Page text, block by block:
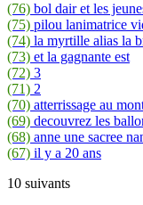
(76) bol dair et les
(75) pilou lanimatrice
(74) la myrtille alias la
(73) et la gagnante est
(72) 3
(71) 2
(70) atterrissage au
(69) decouvrez les
(68) anne une sacree
(67) il y a 20 ans
10 suivants